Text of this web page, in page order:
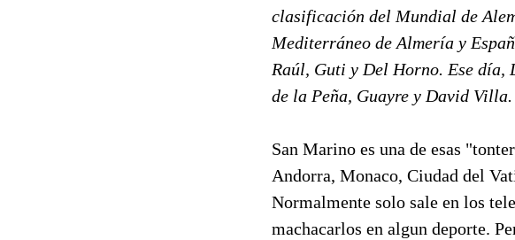
clasificación del Mundial de
Mediterráneo de Almería y
Raúl, Guti y Del Horno. Ese día,
de la Peña, Guayre y David Villa.
San Marino es una de esas
Andorra, Monaco, Ciudad del
Normalmente solo sale en los
machacarlos en algun deporte.